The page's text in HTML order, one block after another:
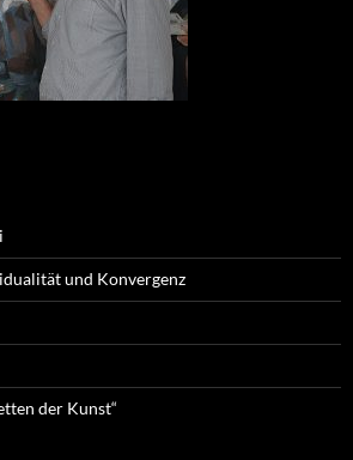
und Konvergenz
der Kunst“